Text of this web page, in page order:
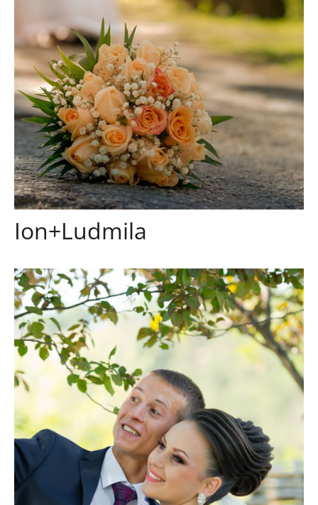
Ion+Ludmila